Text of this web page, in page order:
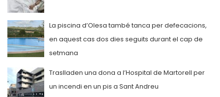
La piscina d’Olesa també tanca per defecacions,
en aquest cas dos dies seguits durant el cap de
setmana
Traslladen una dona a l’Hospital de Martorell per
un incendi en un pis a Sant Andreu